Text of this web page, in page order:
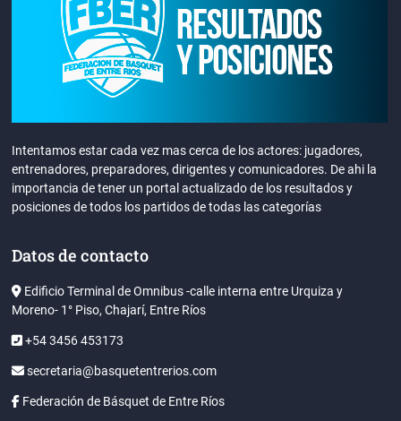
Intentamos estar cada vez mas cerca de los actores: jugadores,
entrenadores, preparadores, dirigentes y comunicadores. De ahi la
importancia de tener un portal actualizado de los resultados y
posiciones de todos los partidos de todas las categorías
Datos de contacto
Edificio Terminal de Omnibus -calle interna entre Urquiza y
Moreno- 1° Piso, Chajarí, Entre Ríos
+54 3456 453173
secretaria@basquetentrerios.com
Federación de Básquet de Entre Ríos